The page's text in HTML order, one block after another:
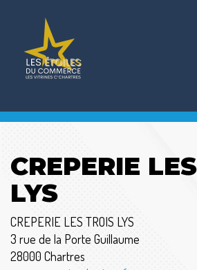
CREPERIE
LYS
CREPERIE LES TROIS LYS
3 rue de la Porte Guillaume
28000 Chartres